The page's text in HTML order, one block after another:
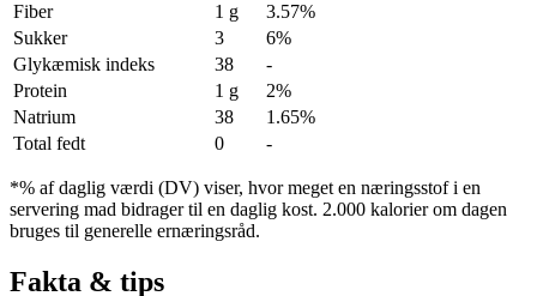
Fiber
1 g
3.57%
Sukker
3
6%
Glykæmisk indeks
38
-
Protein
1 g
2%
Natrium
38
1.65%
Total fedt
0 -
*% af daglig værdi (DV) viser, hvor meget en næringsstof i en
servering mad bidrager til en daglig kost. 2.000 kalorier om dagen
bruges til generelle ernæringsråd.
Fakta & tips